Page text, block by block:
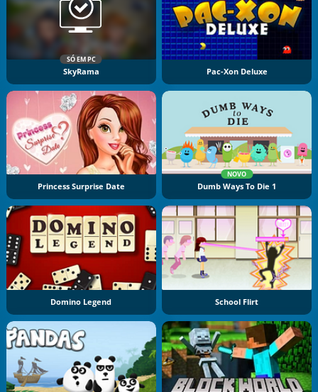
SÓ EM PC
SkyRama Pac-Xon Deluxe
Princess Surprise Date
NOVO
Dumb Ways To Die 1
Domino Legend School Flirt